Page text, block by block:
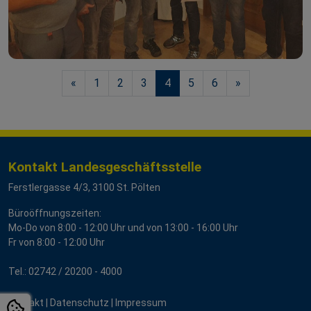
« 1 2 3 4 5 6 »
Kontakt Landesgeschäftsstelle
Ferstlergasse 4/3, 3100 St. Pölten
Büroöffnungszeiten:
Mo-Do von 8:00 - 12:00 Uhr und von 13:00 - 16:00 Uhr
Fr von 8:00 - 12:00 Uhr
Tel.: 02742 / 20200 - 4000
Kontakt Datenschutz Impressum